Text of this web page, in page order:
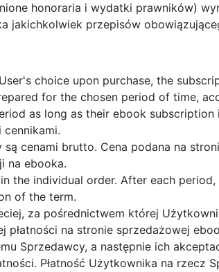
honoraria i wydatki prawników)
jakichkolwiek przepisów
choice upon purchase, the
for the chosen period of time,
as long as their ebook subscription
cenami brutto. Cena podana na
na ebooka.
the individual order. After each
of the term.
za pośrednictwem której
na stronie sprzedażowej
Sprzedawcy, a następnie ich
Płatność Użytkownika na rzecz